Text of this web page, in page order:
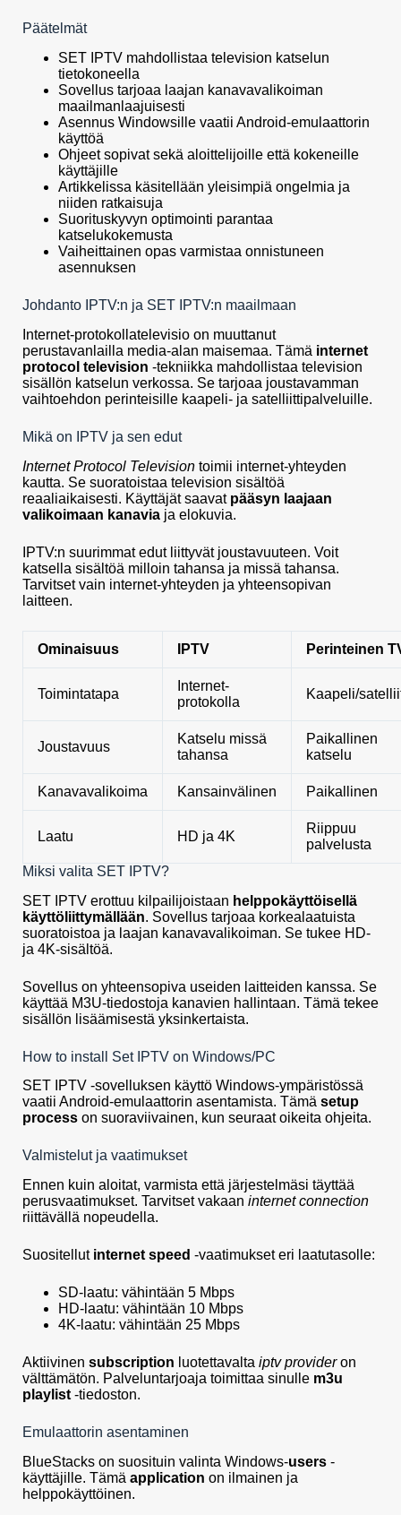
Päätelmät
SET IPTV mahdollistaa television katselun
tietokoneella
Sovellus tarjoaa laajan kanavavalikoiman
maailmanlaajuisesti
Asennus Windowsille vaatii Android-emulaattorin
käyttöä
Ohjeet sopivat sekä aloittelijoille että kokeneille
käyttäjille
Artikkelissa käsitellään yleisimpiä ongelmia ja
niiden ratkaisuja
Suorituskyvyn optimointi parantaa
katselukokemusta
Vaiheittainen opas varmistaa onnistuneen
asennuksen
Johdanto IPTV:n ja SET IPTV:n maailmaan
Internet-protokollatelevisio on muuttanut
perustavanlailla media-alan maisemaa. Tämä internet
protocol television -tekniikka mahdollistaa television
sisällön katselun verkossa. Se tarjoaa joustavamman
vaihtoehdon perinteisille kaapeli- ja satelliittipalveluille.
Mikä on IPTV ja sen edut
Internet Protocol Television toimii internet-yhteyden
kautta. Se suoratoistaa television sisältöä
reaaliaikaisesti. Käyttäjät saavat pääsyn laajaan
valikoimaan kanavia ja elokuvia.
IPTV:n suurimmat edut liittyvät joustavuuteen. Voit
katsella sisältöä milloin tahansa ja missä tahansa.
Tarvitset vain internet-yhteyden ja yhteensopivan
laitteen.
Ominaisuus IPTV Perinteinen
Toimintatapa
Internet-
protokolla
Kaapeli/
Joustavuus
Katselu missä
tahansa
Paikallinen
katselu
Kanavavalikoima Kansainvälinen Paikallinen
Laatu HD ja 4K
Riippuu
palvelusta
Miksi valita SET IPTV?
SET IPTV erottuu kilpailijoistaan helppokäyttöisellä
käyttöliittymällään. Sovellus tarjoaa korkealaatuista
suoratoistoa ja laajan kanavavalikoiman. Se tukee HD-
ja 4K-sisältöä.
Sovellus on yhteensopiva useiden laitteiden kanssa. Se
käyttää M3U-tiedostoja kanavien hallintaan. Tämä tekee
sisällön lisäämisestä yksinkertaista.
How to install Set IPTV on Windows/PC
SET IPTV -sovelluksen käyttö Windows-ympäristössä
vaatii Android-emulaattorin asentamista. Tämä setup
process on suoraviivainen, kun seuraat oikeita ohjeita.
Valmistelut ja vaatimukset
Ennen kuin aloitat, varmista että järjestelmäsi täyttää
perusvaatimukset. Tarvitset vakaan internet connection
riittävällä nopeudella.
Suositellut internet speed -vaatimukset eri laatutasolle:
SD-laatu: vähintään 5 Mbps
HD-laatu: vähintään 10 Mbps
4K-laatu: vähintään 25 Mbps
Aktiivinen subscription luotettavalta iptv provideron
välttämätön. Palveluntarjoaja toimittaa sinulle m3u
playlist -tiedoston.
Emulaattorin asentaminen
BlueStacks on suosituin valinta Windows-users -
käyttäjille. Tämä application on ilmainen ja
helppokäyttöinen.